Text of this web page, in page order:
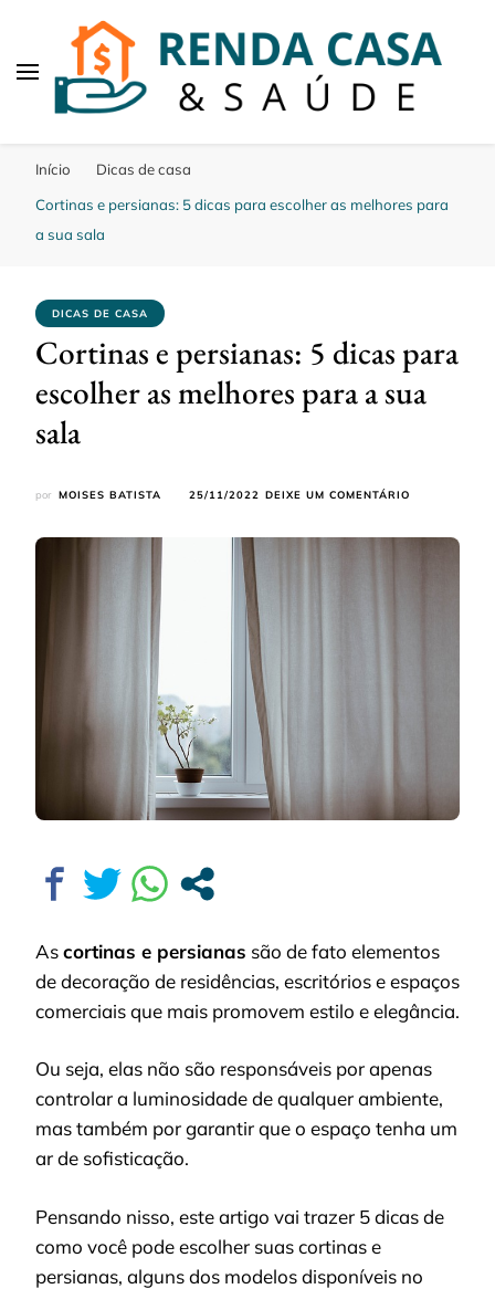
Início
Dicas de casa
Cortinas e persianas: 5 dicas para escolher as melhores para
a sua sala
DICAS DE CASA
Cortinas e persianas: 5 dicas para
escolher as melhores para a sua
sala
por MOISES BATISTA 25/11/2022 DEIXE UM COMENTÁRIO
Ascortinas e persianas são de fato elementos
de decoração de residências, escritórios e espaços
comerciais que mais promovem estilo e elegância.
Ou seja, elas não são responsáveis ​​por apenas
controlar a luminosidade de qualquer ambiente,
mas também por garantir que o espaço tenha um
ar de sofisticação.
Pensando nisso, este artigo vai trazer 5 dicas de
como você pode escolher suas cortinas e
persianas, alguns dos modelos disponíveis no